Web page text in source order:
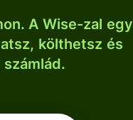
A Wise-zal egy
költhetsz és